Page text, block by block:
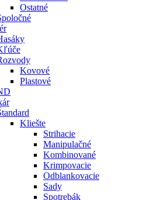
Ostatné
Kovové
Plastové
Kliešte
Strihacie
Manipulačné
Kombinované
Krimpovacie
Odblankovacie
Sady
Spotrebák